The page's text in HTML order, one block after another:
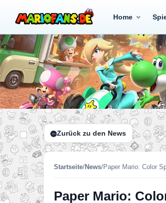
Home
Zurück zu den News
Startseite/News/Paper Mario: Color
Paper Mario: